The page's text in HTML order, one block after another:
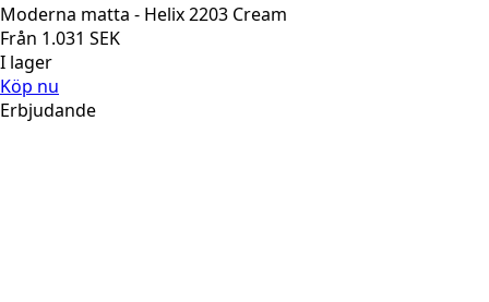
Moderna matta - Helix 2203 Cream
Från 1.031 SEK
I lager
Köp nu
Erbjudande